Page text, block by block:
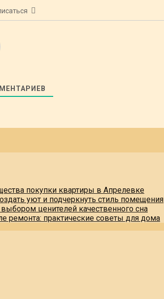
покупки квартиры в Апрелевке
уют и подчеркнуть стиль помещения
ценителей качественного сна
ремонта: практические советы для дома